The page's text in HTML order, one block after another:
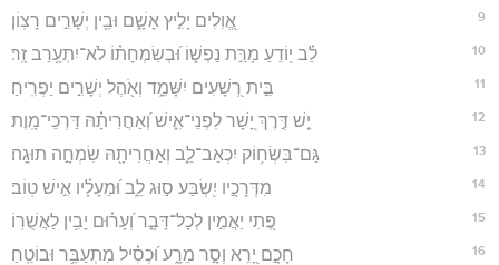
9 אֱ֭וִלִים יָלִ֣יץ אָשָׁ֑ם וּבֵ֖ין יְשָׁרִ֣ים רָצֽוֹן׃
10 לֵ֗ב י֭וֹדֵעַ מָרַּ֣ת נַפְשׁ֑וֹ וּ֝בְשִׂמְחָת֗וֹ לֹא־יִתְעָ֥רַב זָֽר׃
11 בֵּ֣ית רְ֭שָׁעִים יִשָּׁמֵ֑ד וְאֹ֖הֶל יְשָׁרִ֣ים יַפְרִֽיחַ׃
12 יֵ֤שׁ דֶּ֣רֶךְ יָ֭שָׁר לִפְנֵי־אִ֑ישׁ וְ֝אַחֲרִיתָ֗הּ דַּרְכֵי־מָֽוֶת׃
13 גַּם־בִּשְׂח֥וֹק יִכְאַב־לֵ֑ב וְאַחֲרִיתָ֖הּ שִׂמְחָ֣ה תוּגָֽה׃
14 מִדְּרָכָ֣יו יִ֭שְׂבַּע ס֣וּג לֵ֑ב וּ֝מֵעָלָ֗יו אִ֣ישׁ טֽוֹב׃
15 פֶּ֭תִי יַאֲמִ֣ין לְכָל־דָּבָ֑ר וְ֝עָר֗וּם יָבִ֥ין לַאֲשֻׁרֽוֹ׃
16 חָכָ֣ם יָ֭רֵא וְסָ֣ר מֵרָ֑ע וּ֝כְסִ֗יל מִתְעַבֵּ֥ר וּבוֹטֵֽחַ׃